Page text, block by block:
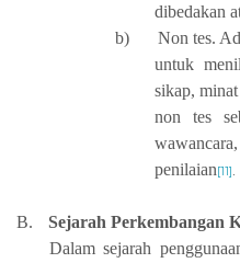
dibedakan
b)
Non tes.
untuk
sikap,
non tes
penilaian[11]
B.
Sejarah Perkembangan
Dalam sejarah